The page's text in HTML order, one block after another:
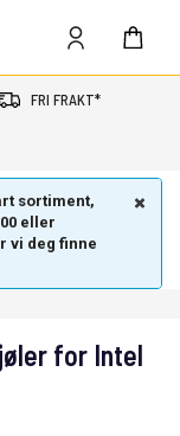
FRI FRAKT*
sortiment,
eller
vi deg finne
for Intel